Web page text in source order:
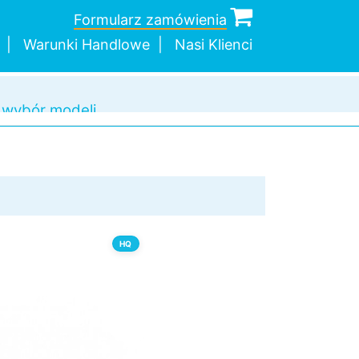
Warunki Handlowe Nasi Klienci
Formularz zamówienia
wysyłka
sztukimodeli
HQ